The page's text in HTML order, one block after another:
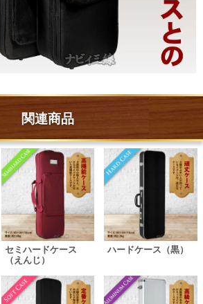
関連商品
セミハードケース
（えんじ）
ハードケース（黒）